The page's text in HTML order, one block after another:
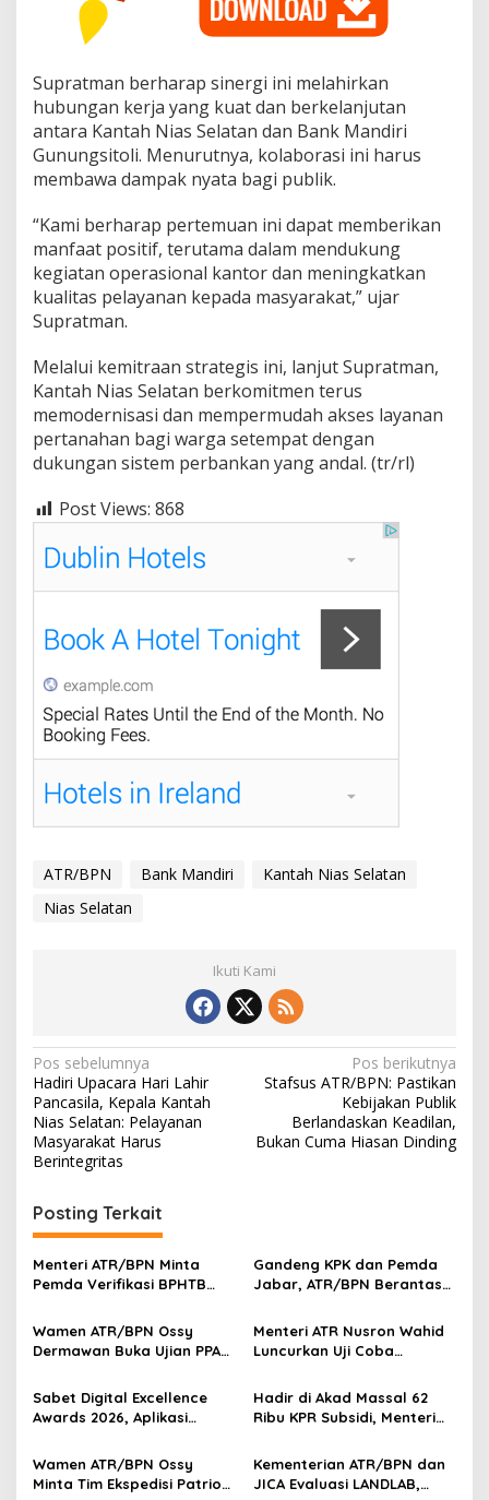
Supratman berharap sinergi ini melahirkan
hubungan kerja yang kuat dan berkelanjutan
antara Kantah Nias Selatan dan Bank Mandiri
Gunungsitoli. Menurutnya, kolaborasi ini harus
membawa dampak nyata bagi publik.
“Kami berharap pertemuan ini dapat memberikan
manfaat positif, terutama dalam mendukung
kegiatan operasional kantor dan meningkatkan
kualitas pelayanan kepada masyarakat,” ujar
Supratman.
Melalui kemitraan strategis ini, lanjut Supratman,
Kantah Nias Selatan berkomitmen terus
memodernisasi dan mempermudah akses layanan
pertanahan bagi warga setempat dengan
dukungan sistem perbankan yang andal. (tr/rl)
Post Views: 868
ATR/BPN Bank Mandiri
Kantah Nias Selatan
Nias Selatan
Ikuti Kami
Navigasi
pos
Pos sebelumnya
Hadiri Upacara Hari Lahir
Pancasila, Kepala Kantah
Nias Selatan: Pelayanan
Masyarakat Harus
Berintegritas
Pos berikutnya
Stafsus ATR/BPN: Pastikan
Kebijakan Publik
Berlandaskan Keadilan,
Bukan Cuma Hiasan Dinding
Posting Terkait
Menteri ATR/BPN Minta
Pemda Verifikasi BPHTB
Bakal Diintegrasikan
Gandeng KPK dan Pemda
Jabar, ATR/BPN Berantas
Lahan
Wamen ATR/BPN Ossy
Dermawan Buka Ujian PPAT
Menteri ATR Nusron Wahid
Luncurkan Uji Coba
Hari Mulai 17 Agustus
Sabet Digital Excellence
Awards 2026, Aplikasi
Raih Top Public Service App
Hadir di Akad Massal 62
Ribu KPR Subsidi, Menteri
Beri Kepastian Hukum
Wamen ATR/BPN Ossy
Minta Tim Ekspedisi Patriot
Kementerian ATR/BPN dan
JICA Evaluasi LANDLAB,